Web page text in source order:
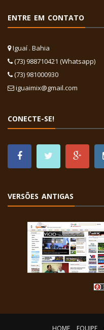
ENTRE EM CONTATO
Iguaí . Bahia
(73) 988710421 (Whatsapp)
(73) 981000930
iguaimix@gmail.com
CONECTE-SE!
VERSÕES ANTIGAS
HOME EQUIPE